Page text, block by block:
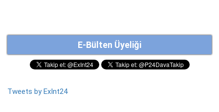
E-Bülten Üyeliği
Tweets by ExInt24